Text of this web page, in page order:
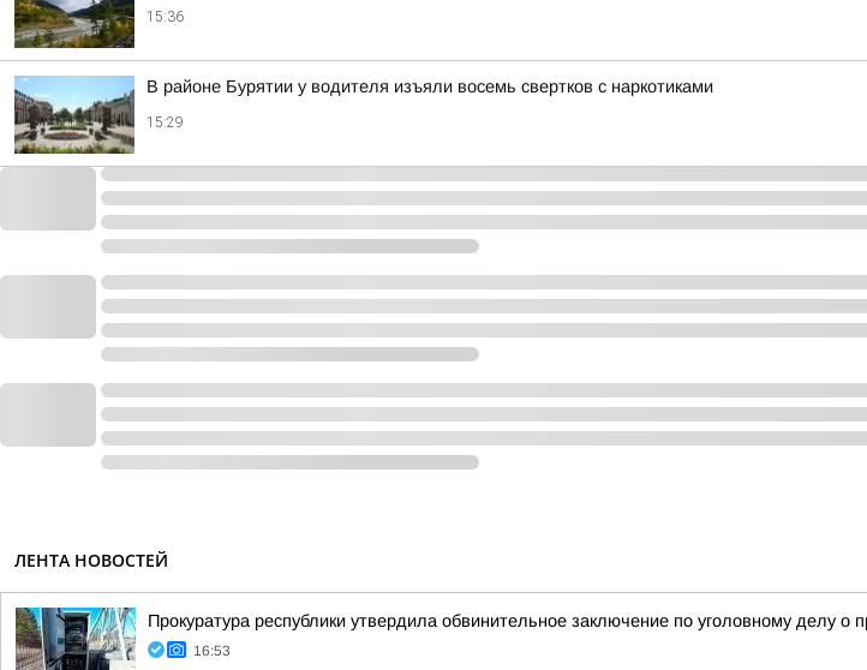
15:36
В районе Бурятии у водителя изъяли восемь свертков с наркотиками
15:29
ЛЕНТА НОВОСТЕЙ
Прокуратура республики утвердила обвинительное заключение по уголовному делу о
16:53